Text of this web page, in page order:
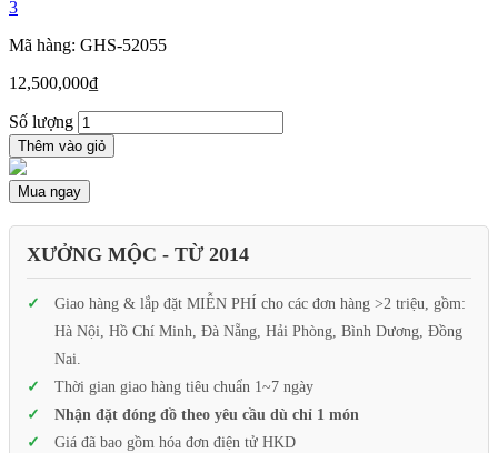
3
Mã hàng: GHS-52055
12,500,000₫
Số lượng
Thêm vào giỏ
Mua ngay
XƯỞNG MỘC - TỪ 2014
Giao hàng & lắp đặt MIỄN PHÍ cho các đơn hàng >2 triệu, gồm:
Hà Nội, Hồ Chí Minh, Đà Nẵng, Hải Phòng, Bình Dương, Đồng
Nai.
Thời gian giao hàng tiêu chuẩn 1~7 ngày
Nhận đặt đóng đồ theo yêu cầu dù chỉ 1 món
Giá đã bao gồm hóa đơn điện tử HKD